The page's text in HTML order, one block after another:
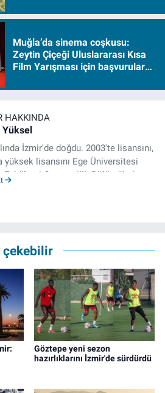
Muğla’da sinema coşkusu:
Zeytin Çiçeği Uluslararası Kısa
Film Yarışması için başvurular
HAKKINDA
Yüksel
İzmir'de doğdu. 2003'te lisansını,
yüksek lisansını Ege Üniversitesi
Fakültesi Gazetecilik Bölümü'nde
hareketle yazdığı "İdeoloji ve
Hayatta Milliyetçilik" adlı kitabı,
olarak görev yapmaktadır.
çekebilir
Göztepe yeni sezon
hazırlıklarını İzmir'de sürdürdü